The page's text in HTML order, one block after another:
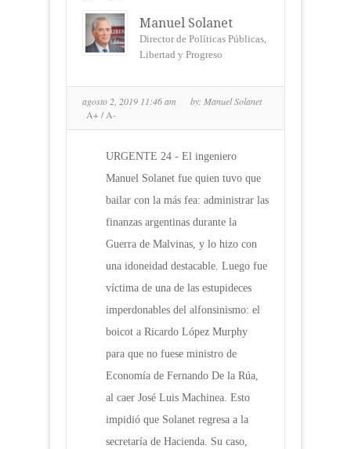
Manuel Solanet
Director de Políticas Públicas,
Libertad y Progreso
agosto 2, 2019 11:46 am by: Manuel Solanet
A+/A-
URGENTE 24 - El ingeniero
Manuel Solanet fue quien tuvo que
bailar con la más fea: administrar las
finanzas argentinas durante la
Guerra de Malvinas, y lo hizo con
una idoneidad destacable. Luego fue
víctima de una de las estupideces
imperdonables del alfonsinismo: el
boicot a Ricardo López Murphy
para que no fuese ministro de
Economía de Fernando De la Rúa,
al caer José Luis Machinea. Esto
impidió que Solanet regresa a la
secretaría de Hacienda. Su caso,